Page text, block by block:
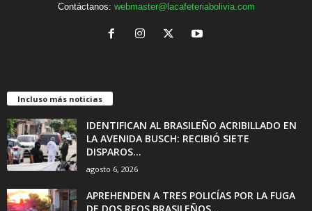
Contáctanos: webmaster@lacafeteriabolivia.com
Incluso más noticias
IDENTIFICAN AL BRASILEÑO ACRIBILLADO EN
LA AVENIDA BUSCH: RECIBIÓ SIETE
DISPAROS...
agosto 6, 2026
APREHENDEN A TRES POLICÍAS POR LA FUGA
DE DOS REOS BRASILEÑOS...